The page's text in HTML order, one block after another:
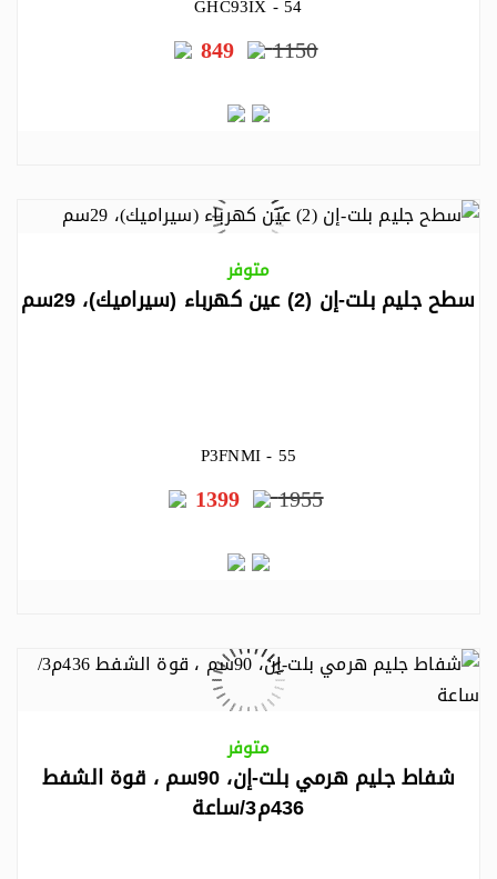
GHC93IX - 54
1150
849
متوفر
سطح جليم بلت-إن (2) عين كهرباء (سيراميك)، 29سم
P3FNMI - 55
1955
1399
متوفر
شفاط جليم هرمي بلت-إن، 90سم ، قوة الشفط
436م3/ساعة